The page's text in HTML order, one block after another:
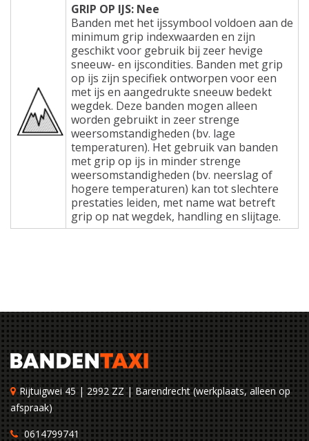
GRIP OP IJS: Nee
Banden met het ijssymbool voldoen aan de
minimum grip indexwaarden en zijn
geschikt voor gebruik bij zeer hevige
sneeuw- en ijscondities. Banden met grip
op ijs zijn specifiek ontworpen voor een
met ijs en aangedrukte sneeuw bedekt
wegdek. Deze banden mogen alleen
worden gebruikt in zeer strenge
weersomstandigheden (bv. lage
temperaturen). Het gebruik van banden
met grip op ijs in minder strenge
weersomstandigheden (bv. neerslag of
hogere temperaturen) kan tot slechtere
prestaties leiden, met name wat betreft
grip op nat wegdek, handling en slijtage.
Rijtuigwei 45 | 2992 ZZ | Barendrecht (werkplaats, alleen op
afspraak)
0614799741